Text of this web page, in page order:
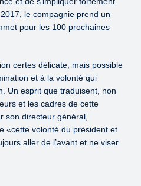
le compagnie prend un
pour les 100 prochaines
certes délicate, mais possible
et à la volonté qui
Un esprit que traduisent, non
et les cadres de cette
son directeur général,
«cette volonté du président et
aller de l’avant et ne viser